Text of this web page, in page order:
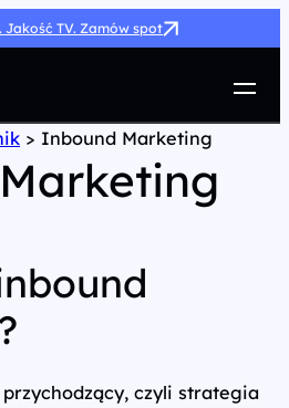
TV. Zamów spot
> Inbound Marketing
czyli strategia